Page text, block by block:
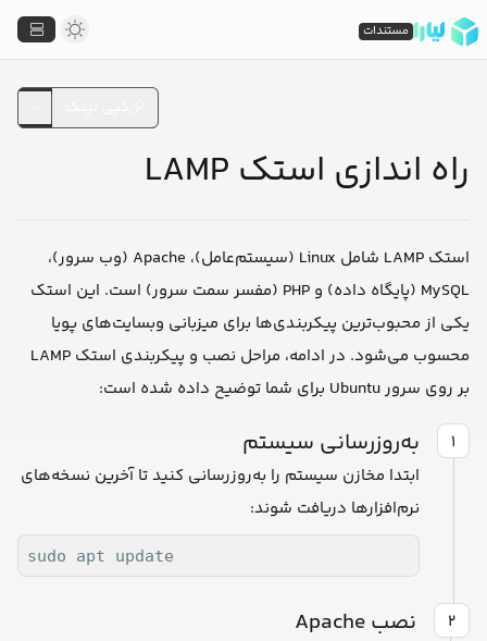
راه اندازی استک LAMP
استک LAMP شامل Linux (سیستم‌عامل)، Apache (وب سرور)،
MySQL (پایگاه داده) و PHP (مفسر سمت سرور) است. این استک
یکی از محبوب‌ترین پیکربندی‌ها برای میزبانی وبسایت‌های پویا
محسوب می‌شود. در ادامه، مراحل نصب و پیکربندی استک LAMP
بر روی سرور Ubuntu برای شما توضیح داده شده است:
۱ به‌روزرسانی سیستم
ابتدا مخازن سیستم را به‌روزرسانی کنید تا آخرین نسخه‌های
نرم‌افزارها دریافت شوند:
sudo apt update
۲ نصب Apache
مستندات